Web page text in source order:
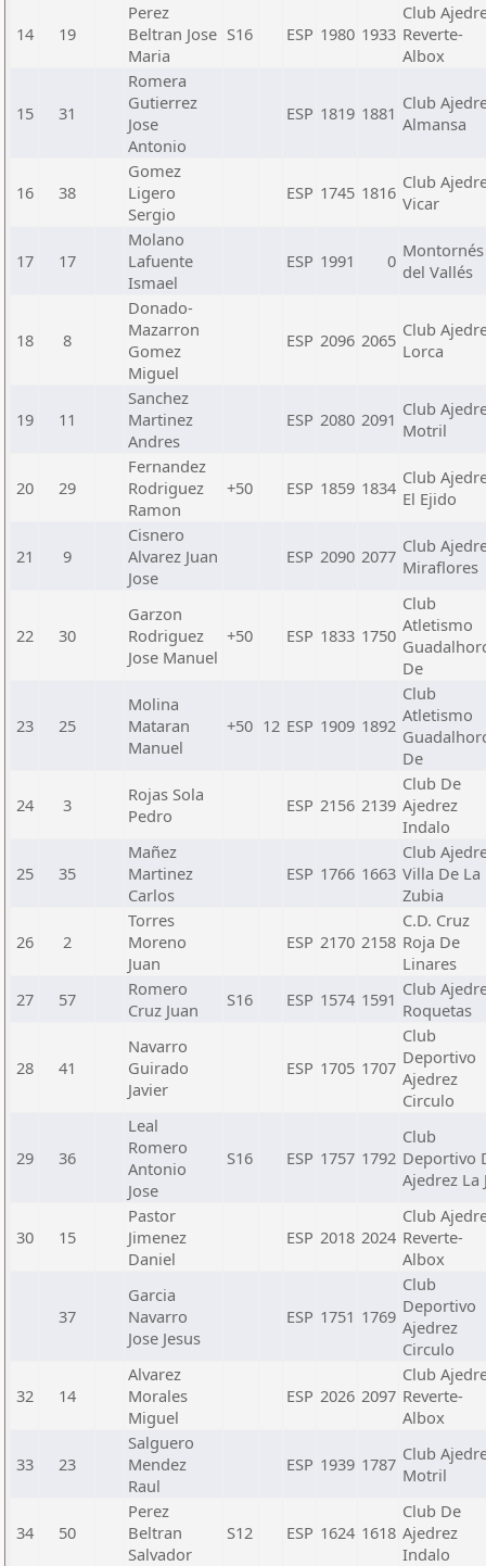
14 19
Perez
Beltran Jose
Maria
S16 ESP 1980 1933
Club
Reverte-
Albox
15 31
Romera
Gutierrez
Jose
Antonio
ESP 1819 1881 Club
Almansa
16 38
Gomez
Ligero
Sergio
ESP 1745 1816 Club
Vicar
17 17
Molano
Lafuente
Ismael
ESP 1991 0 Montornés
del Vallés
18 8
Donado-
Mazarron
Gomez
Miguel
ESP 2096 2065 Club
Lorca
19 11
Sanchez
Martinez
Andres
ESP 2080 2091 Club
Motril
20 29
Fernandez
Rodriguez
Ramon
+50 ESP 1859 1834 Club
El Ejido
21 9
Cisnero
Alvarez Juan
Jose
ESP 2090 2077 Club
Miraflores
22 30
Garzon
Rodriguez
Jose Manuel
+50 ESP 1833 1750
Club
Atletismo
De
23 25
Molina
Mataran
Manuel
+50 12 ESP 1909 1892
Club
Atletismo
De
24 3
Rojas Sola
Pedro
ESP 2156 2139
Club De
Ajedrez
Indalo
25 35
Mañez
Martinez
Carlos
ESP 1766 1663
Club
Villa De La
Zubia
26 2
Torres
Moreno
Juan
ESP 2170 2158
C.D. Cruz
Roja De
Linares
27
57
Romero
Cruz Juan
S16 ESP 1574 1591 Club
Roquetas
28 41
Navarro
Guirado
Javier
ESP 1705 1707
Club
Deportivo
Ajedrez
Circulo
29 36
Leal
Romero
Antonio
Jose
S16 ESP 1757 1792
Club
Deportivo
Ajedrez La
30 15
Pastor
Jimenez
Daniel
ESP 2018 2024
Club
Reverte-
Albox
37
Garcia
Navarro
Jose Jesus
ESP 1751 1769
Club
Deportivo
Ajedrez
Circulo
32 14
Alvarez
Morales
Miguel
ESP 2026 2097
Club
Reverte-
Albox
33 23
Salguero
Mendez
Raul
ESP 1939 1787 Club
Motril
34 50
Perez
Beltran
Salvador
S12 ESP 1624 1618
Club De
Ajedrez
Indalo